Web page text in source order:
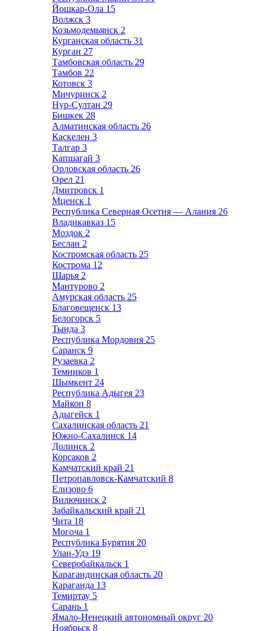
Йошкар-Ола 15
Волжск 3
Козьмодемьянск 2
Курганская область 31
Курган 27
Тамбовская область 29
Тамбов 22
Котовск 3
Мичуринск 2
Нур-Султан 29
Бишкек 28
Алматинская область 26
Каскелен 3
Талгар 3
Капшагай 3
Орловская область 26
Орел 21
Дмитровск 1
Мценск 1
Республика Северная Осетия — Алания 26
Владикавказ 15
Моздок 2
Беслан 2
Костромская область 25
Кострома 12
Шарья 2
Мантурово 2
Амурская область 25
Благовещенск 13
Белогорск 5
Тында 3
Республика Мордовия 25
Саранск 9
Рузаевка 2
Темников 1
Шымкент 24
Республика Адыгея 23
Майкоп 8
Адыгейск 1
Сахалинская область 21
Южно-Сахалинск 14
Долинск 2
Корсаков 2
Камчатский край 21
Петропавловск-Камчатский 8
Елизово 6
Вилючинск 2
Забайкальский край 21
Чита 18
Могоча 1
Республика Бурятия 20
Улан-Удэ 19
Северобайкальск 1
Карагандинская область 20
Караганда 13
Темиртау 5
Сарань 1
Ямало-Ненецкий автономный округ 20
Ноябрьск 8